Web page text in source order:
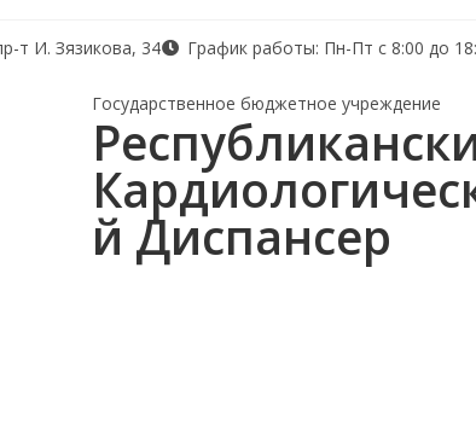
т И. Зязикова, 34 График работы: Пн-Пт с 8:00 до
Государственное бюджетное учреждение
й Диспансер